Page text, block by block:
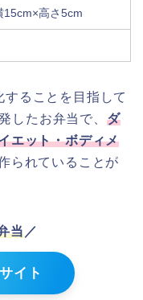
15cm×高さ5cm
ることを目指して
したお弁当で、 ダ
エット・ボディメ
られていることが
当／
イト